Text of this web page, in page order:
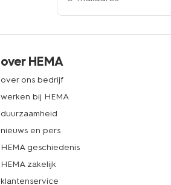
over HEMA
over ons bedrijf
werken bij HEMA
duurzaamheid
nieuws en pers
HEMA geschiedenis
HEMA zakelijk
klantenservice